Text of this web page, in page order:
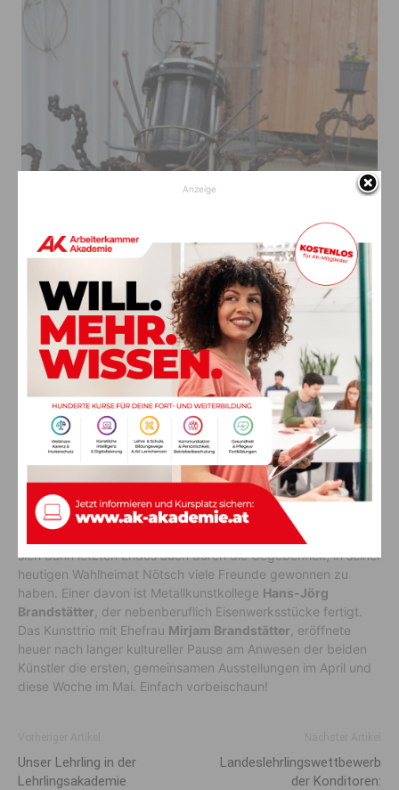
Das Material Eisen verarbeitet Hans-Jörg Brandstätter, wie hier den Octopus
Kunstszene Nötsch im Gailtal
Von 2010 bis 2017 – vor seiner Heimkehr – arbeitete Gotthardt
als Werksmonteur bei einem namhaften Autohersteller in
Mexico. Seinen Wunsch, nach Hause zu kommen und seiner
(15), die in Wien lebt näher zu sein, erfüllte er
sich dann letzten Endes auch durch die Gegebenheit, in seiner
heutigen Wahlheimat Nötsch viele Freunde gewonnen zu
haben. Einer davon ist Metallkunstkollege Hans-Jörg
Brandstätter , der nebenberuflich Eisenwerksstücke fertigt.
Das Kunsttrio mit Ehefrau Mirjam Brandstätter , eröffnete
heuer nach langer kultureller Pause am Anwesen der beiden
Künstler die ersten, gemeinsamen Ausstellungen im April und
diese Woche im Mai. Einfach vorbeischaun!
Unser Lehrling in der
Lehrlingsakademie
Landeslehrlingswettbewerb
der Konditoren:
Anzeige